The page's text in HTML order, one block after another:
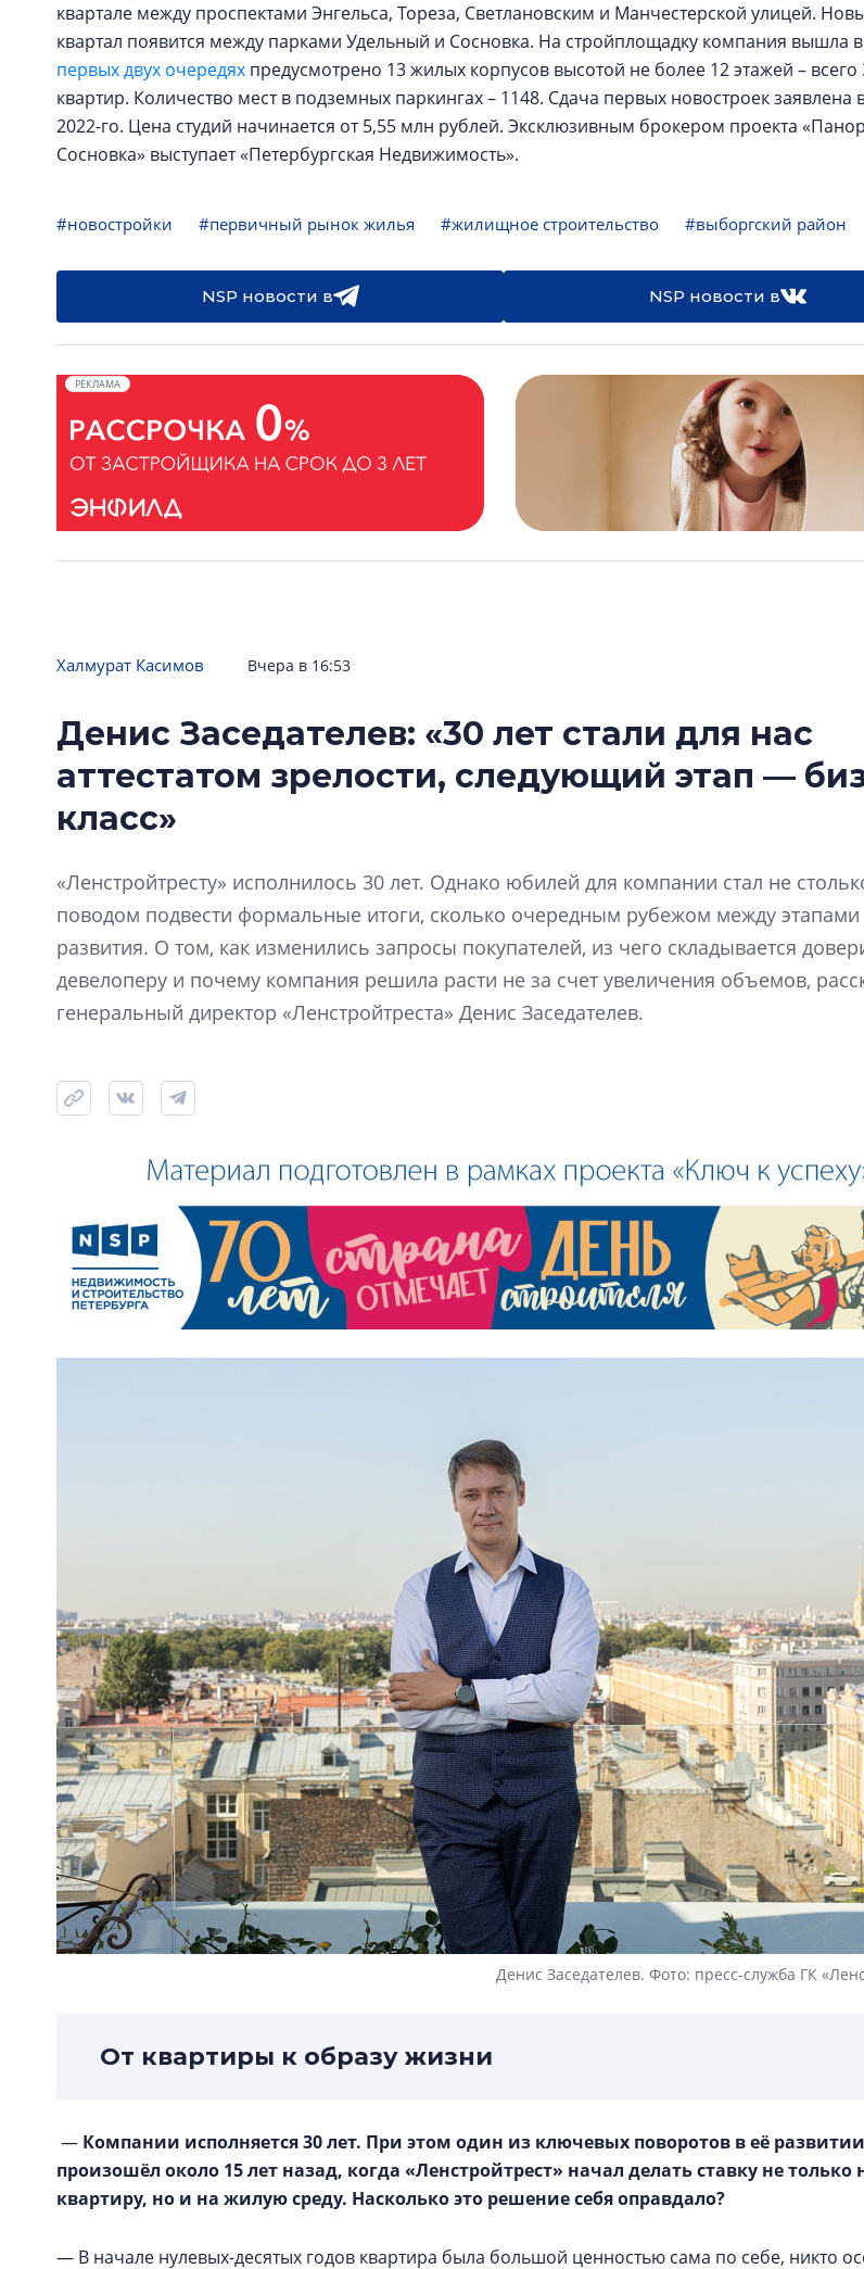
квартале между проспектами Энгельса, Тореза, Светлановским и Манчестерской улицей.
квартал появится между парками Удельный и Сосновка. На стройплощадку компания вышла
первых двух очередях предусмотрено 13 жилых корпусов высотой не более 12 этажей – всего
квартир. Количество мест в подземных паркингах – 1148. Сдача первых новостроек заявлена
2022-го. Цена студий начинается от 5,55 млн рублей. Эксклюзивным брокером проекта
Сосновка» выступает «Петербургская Недвижимость».
#новостройки #первичный рынок жилья #жилищное строительство #выборгский район
NSP новости в NSP новости в
РЕКЛАМА
Халмурат Касимов Вчера в 16:53
Денис Заседателев: «30 лет стали для нас
аттестатом зрелости, следующий этап —
класс»
«Ленстройтресту» исполнилось 30 лет. Однако юбилей для компании стал не
поводом подвести формальные итоги, сколько очередным рубежом между этапами
развития. О том, как изменились запросы покупателей, из чего складывается
девелоперу и почему компания решила расти не за счет увеличения объемов,
генеральный директор «Ленстройтреста» Денис Заседателев.
Денис Заседателев. Фото: пресс-служба ГК
От квартиры к образу жизни
— Компании исполняется 30 лет. При этом один из ключевых поворотов в её развитии
произошёл около 15 лет назад, когда «Ленстройтрест» начал делать ставку не только
квартиру, но и на жилую среду. Насколько это решение себя оправдало?
— В начале нулевых-десятых годов квартира была большой ценностью сама по себе, никто
от
9%